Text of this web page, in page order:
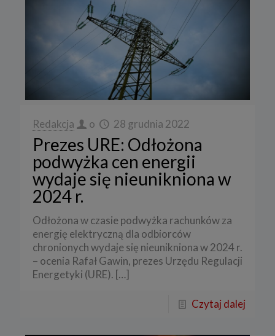
Redakcja o 28 grudnia 2022
Prezes URE: Odłożona
podwyżka cen energii
wydaje się nieunikniona w
2024 r.
Odłożona w czasie podwyżka rachunków za
energię elektryczną dla odbiorców
chronionych wydaje się nieunikniona w 2024 r.
– ocenia Rafał Gawin, prezes Urzędu Regulacji
Energetyki (URE). […]
Czytaj dalej